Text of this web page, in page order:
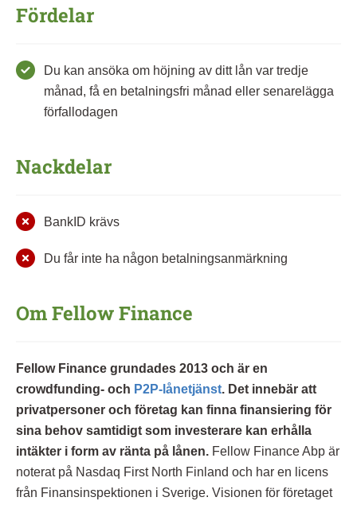
Fördelar
Du kan ansöka om höjning av ditt lån var tredje
månad, få en betalningsfri månad eller senarelägga
förfallodagen
Nackdelar
BankID krävs
Du får inte ha någon betalningsanmärkning
Om Fellow Finance
Fellow Finance grundades 2013 och är en
crowdfunding- och P2P-lånetjänst. Det innebär att
privatpersoner och företag kan finna finansiering för
sina behov samtidigt som investerare kan erhålla
intäkter i form av ränta på lånen. Fellow Finance Abp är
noterat på Nasdaq First North Finland och har en licens
från Finansinspektionen i Sverige. Visionen för företaget